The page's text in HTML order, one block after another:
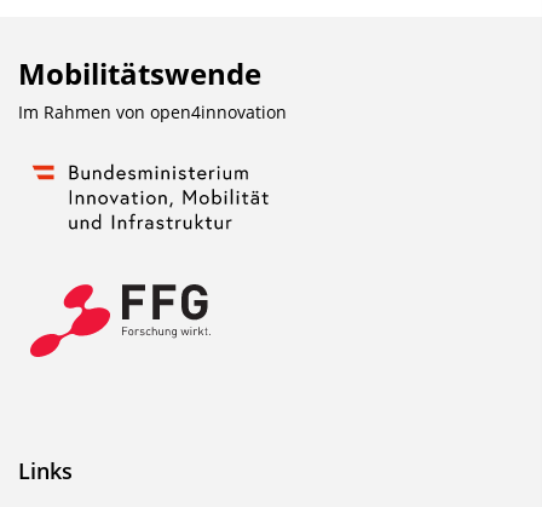
Mobilitätswende
Im Rahmen von open4innovation
Links